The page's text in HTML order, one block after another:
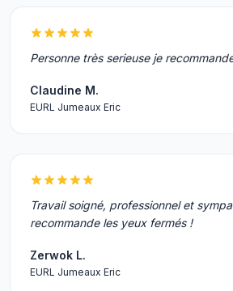
Personne très serieuse je
Claudine M.
EURL Jumeaux Eric
Travail soigné, professionnel et
recommande les yeux fermés !
Zerwok L.
EURL Jumeaux Eric